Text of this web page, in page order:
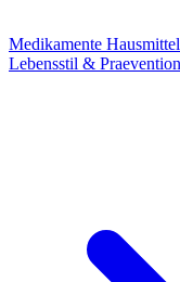
Medikamente Hausmittel
Lebensstil & Praevention